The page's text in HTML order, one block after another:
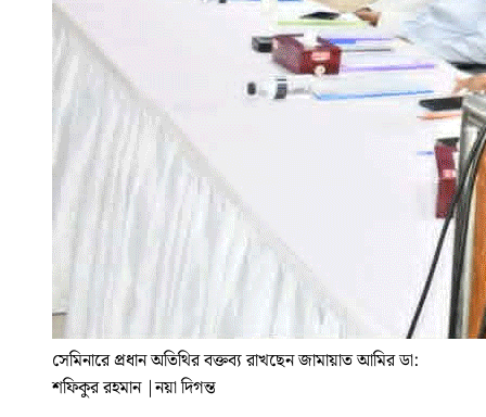
সেমিনারে প্রধান অতিথির বক্তব্য রাখছেন জামায়াত আমির ডা:
শফিকুর রহমান |নয়া দিগন্ত